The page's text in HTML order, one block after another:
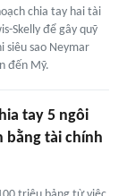
chia tay hai tài
Skelly để gây quỹ
siêu sao Neymar
đến Mỹ.
tay 5 ngôi
bằng tài chính